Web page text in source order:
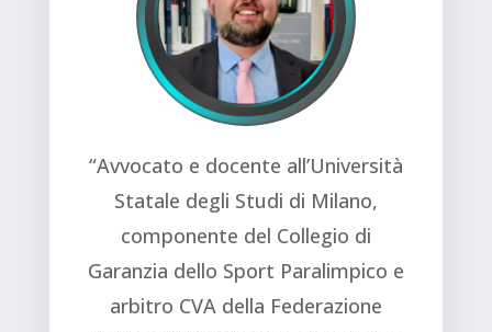
“Avvocato e docente all’Università
Statale degli Studi di Milano,
componente del Collegio di
Garanzia dello Sport Paralimpico e
arbitro CVA della Federazione